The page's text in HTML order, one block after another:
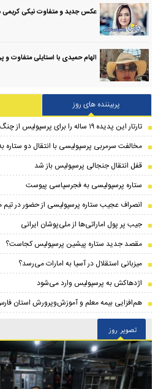
عکس جدید و متفاوت نیکی کریمی
الهام حمیدی با استایلی متفاوت و
پربیننده های روز
تارتار این پدیده ۱۹ ساله را برای پرسپولیس از چنگ نساجی و تراکتور درآورد
مخالفت سرمربی پرسپولیسی با انتقال دو ستاره
قفل انتقال جنجالی پرسپولیس باز شد
ستاره پرسپولیسی به فجرسپاسی پیوست
انصراف عجیب ستاره پرسپولیسی از حضور در تیم
جیب پر پول اماراتی‌ها از ملی‌پوشان ایرانی
مقصد جدید ستاره پیشین پرسپولیس کجاست؟
میزبانی استقلال در آسیا به امارات می‌رسد؟
اژدهاکش به پرسپولیس وارد می‌شود
هم‌افزایی بیمه معلم و آموزش‌وپرورش استان
تصویر روز